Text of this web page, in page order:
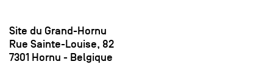
Site du Grand-Hornu
Rue Sainte-Louise, 82
7301 Hornu - Belgique